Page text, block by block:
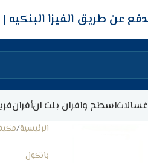
غسالاتاسطح وافران بلت انأفران
الرئيسية
بانكول